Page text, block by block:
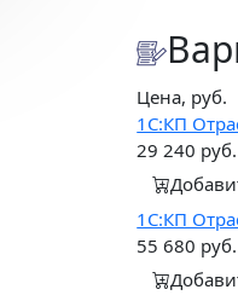
Цена, руб.
1С:КП
29 240 руб.
1С:КП
55 680 руб.